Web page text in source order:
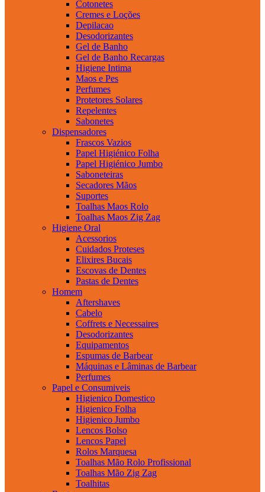
Cotonetes
Cremes e Loções
Depilacao
Desodorizantes
Gel de Banho
Gel de Banho Recargas
Higiene Intima
Maos e Pes
Perfumes
Protetores Solares
Repelentes
Sabonetes
Dispensadores
Frascos Vazios
Papel Higiénico Folha
Papel Higiénico Jumbo
Saboneteiras
Secadores Mãos
Suportes
Toalhas Maos Rolo
Toalhas Maos Zig Zag
Higiene Oral
Acessorios
Cuidados Proteses
Elixires Bucais
Escovas de Dentes
Pastas de Dentes
Homem
Aftershaves
Cabelo
Coffrets e Necessaires
Desodorizantes
Equipamentos
Espumas de Barbear
Máquinas e Lâminas de Barbear
Perfumes
Papel e Consumiveis
Higienico Domestico
Higienico Folha
Higienico Jumbo
Lencos Bolso
Lencos Papel
Rolos Marquesa
Toalhas Mão Rolo Profissional
Toalhas Mão Zig Zag
Toalhitas